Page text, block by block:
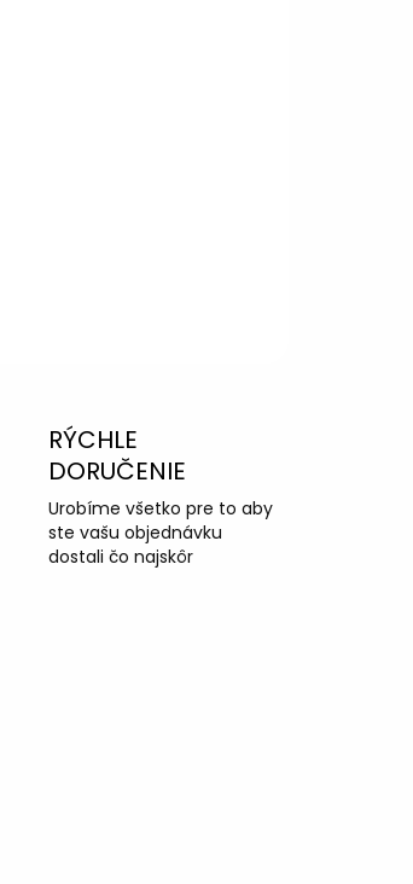
RÝCHLE
DORUČENIE
Urobíme všetko pre to aby
ste vašu objednávku
dostali čo najskôr